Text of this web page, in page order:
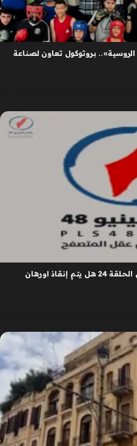
بروتوكول تعاون لصناعة
موعد عرض مسلسل المؤسس اورهان الحلقة 24 هل يتم إنقاذ اورهان